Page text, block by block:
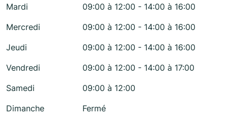
Mardi
09:00 à 12:00 - 14:00 à 16:00
Mercredi
09:00 à 12:00 - 14:00 à 16:00
Jeudi
09:00 à 12:00 - 14:00 à 16:00
Vendredi
09:00 à 12:00 - 14:00 à 17:00
Samedi
09:00 à 12:00
Dimanche
Fermé